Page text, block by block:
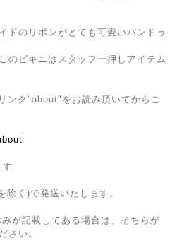
ドのリボンがとても可愛いバンドゥ
のビキニはスタッフ一押しアイテム
ンク"about"をお読み頂いてからご
除く)で発送いたします。
が記載してある場合は、そちらが
さい。